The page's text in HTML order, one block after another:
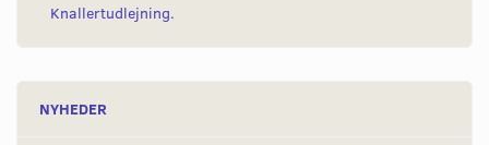
Knallertudlejning.
NYHEDER